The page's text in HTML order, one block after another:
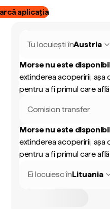
aplicația
Tu locuiești înAustria
Morse nu este
extinderea acoperirii, așa
pentru a fi primul care
Comision transfer
Morse nu este
extinderea acoperirii, așa
pentru a fi primul care
Ei locuiesc înLituania